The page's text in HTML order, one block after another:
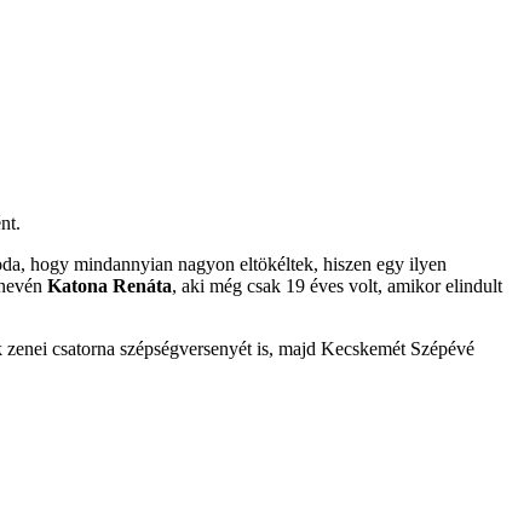
hogy mindannyian nagyon eltökéltek, hiszen egy ilyen
Katona Renáta, aki még csak 19 éves volt, amikor elindult
csatorna szépségversenyét is, majd Kecskemét Szépévé